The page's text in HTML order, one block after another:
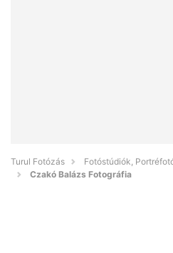
Turul Fotózás
Fotóstúdiók,
Czakó Balázs Fotográfia